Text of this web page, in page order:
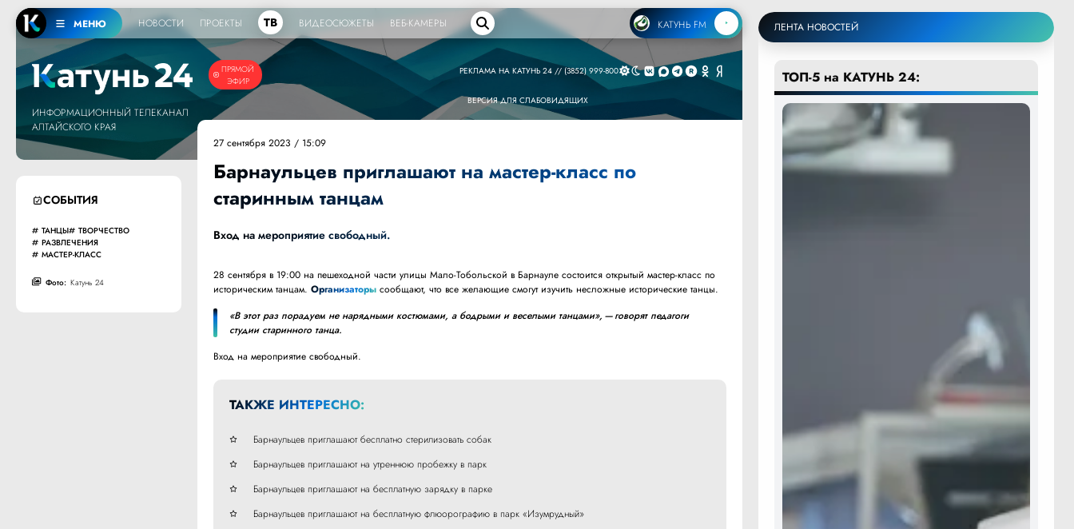
МЕНЮ НОВОСТИ ПРОЕКТЫ ТВ ВИДЕОСЮЖЕТЫ ВЕБ-КАМЕРЫ КАТУНЬ FM
ПРЯМОЙ
ЭФИР
ИНФОРМАЦИОННЫЙ ТЕЛЕКАНАЛ
АЛТАЙСКОГО КРАЯ
РЕКЛАМА НА КАТУНЬ 24 // (3852) 999-800
ВЕРСИЯ ДЛЯ СЛАБОВИДЯЩИХ
СОБЫТИЯ
ТАНЦЫ
ТВОРЧЕСТВО
РАЗВЛЕЧЕНИЯ
МАСТЕР-КЛАСС
Фото: Катунь 24
27 сентября 2023 / 15:09
Барнаульцев приглашают на мастер-класс по
старинным танцам
Вход на мероприятие свободный.
28 сентября в 19:00 на пешеходной части улицы Мало-Тобольской в Барнауле состоится открытый мастер-класс по
историческим танцам.Организаторы сообщают, что все желающие смогут изучить несложные исторические танцы.
«В этот раз порадуем не нарядными костюмами, а бодрыми и веселыми танцами», — говорят педагоги
студии старинного танца.
Вход на мероприятие свободный.
ТАКЖЕ ИНТЕРЕСНО:
Барнаульцев приглашают бесплатно стерилизовать собак
Барнаульцев приглашают на утреннюю пробежку в парк
Барнаульцев приглашают на бесплатную зарядку в парке
Барнаульцев приглашают на бесплатную флюорографию в парк «Изумрудный»
ЛЕНТА НОВОСТЕЙ
ТОП-5 на КАТУНЬ 24: